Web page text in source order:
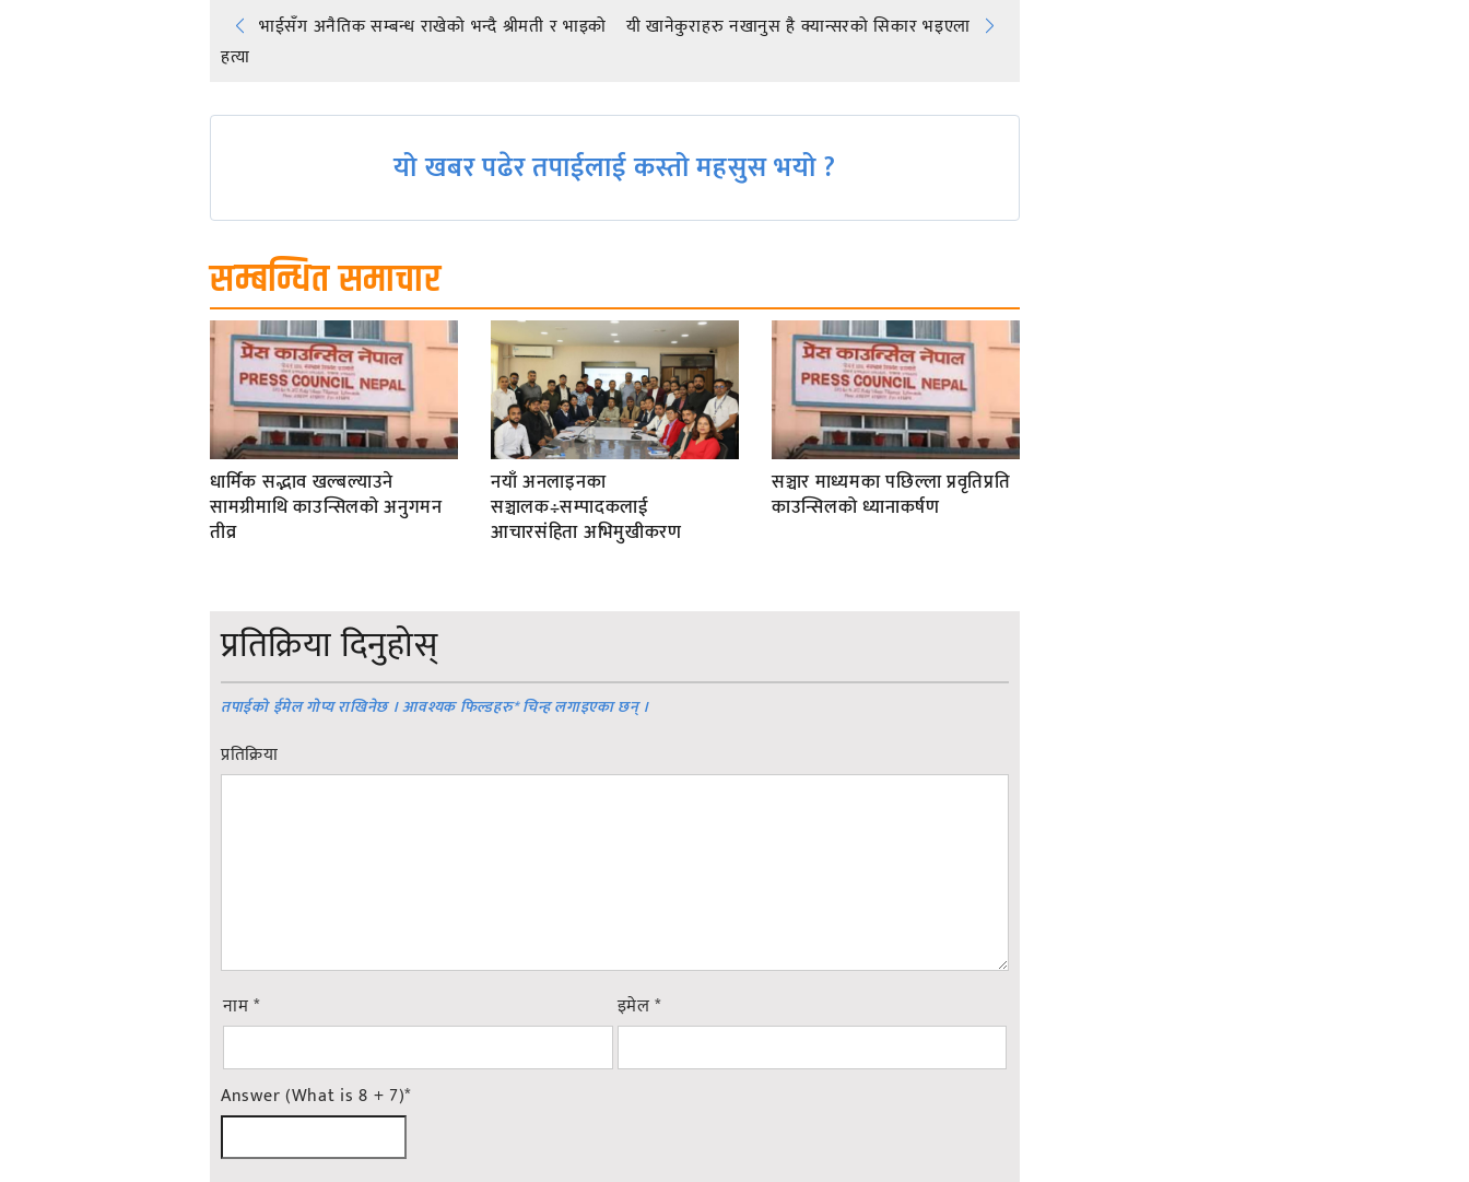
Post
navigation
भाईसँग अनैतिक सम्बन्ध राखेको भन्दै श्रीमती र भाइको
हत्या
यी खानेकुराहरु नखानुस है क्यान्सरको सिकार भइएला
यो खबर पढेर तपाईलाई कस्तो महसुस भयो ?
सम्बन्धित समाचार
धार्मिक सद्भाव खल्बल्याउने
सामग्रीमाथि काउन्सिलको अनुगमन
तीव्र
नयाँ अनलाइनका
सञ्चालक÷सम्पादकलाई
आचारसंहिता अभिमुखीकरण
सञ्चार माध्यमका पछिल्ला प्रवृतिप्रति
काउन्सिलको ध्यानाकर्षण
प्रतिक्रिया दिनुहोस्
तपाईको ईमेल गोप्य राखिनेछ । आवश्यक फिल्डहरु*चिन्ह लगाइएका छन् ।
प्रतिक्रिया
नाम* इमेल*
Answer (What is 8 + 7)*